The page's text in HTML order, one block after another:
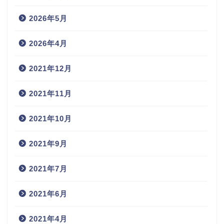
2026年5月
2026年4月
2021年12月
2021年11月
2021年10月
2021年9月
2021年7月
2021年6月
2021年4月